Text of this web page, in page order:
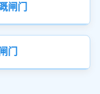
闸门
门